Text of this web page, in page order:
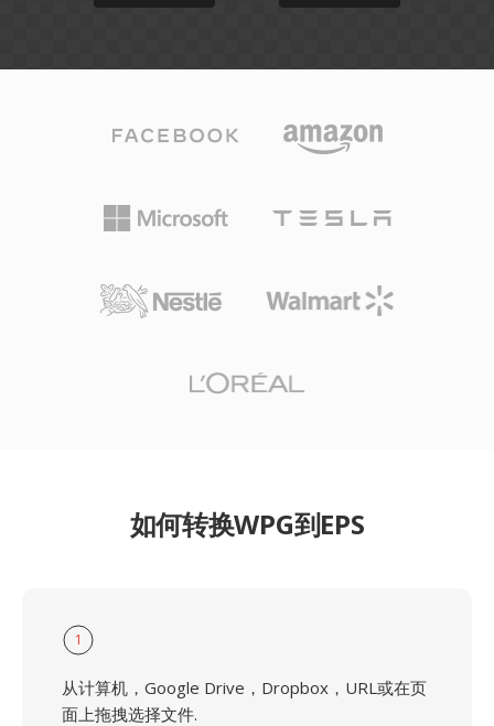
如何转换WPG到EPS
1
从计算机，Google Drive，Dropbox，URL或在页
面上拖拽选择文件.